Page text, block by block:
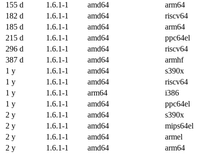
155 d
1.6.1-1 amd64
arm64
182 d
1.6.1-1 amd64
riscv64
185 d
1.6.1-1 amd64
arm64
215 d
1.6.1-1 amd64
ppc64el
296 d
1.6.1-1 amd64
riscv64
387 d
1.6.1-1 amd64
armhf
1 y
1.6.1-1 amd64
s390x
1 y
1.6.1-1 amd64
riscv64
1 y
1.6.1-1 arm64
i386
1 y
1.6.1-1 amd64
ppc64el
2 y
1.6.1-1 amd64
s390x
2 y
1.6.1-1 amd64
mips64el
2 y
1.6.1-1 amd64
armel
2 y
1.6.1-1 amd64
arm64